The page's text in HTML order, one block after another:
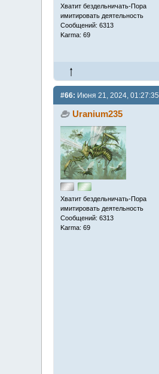
Хватит бездельничать-Пора
имитировать деятельность
Сообщений: 6313
Karma: 69
#66: Июня 21, 2024, 01:27:35
Uranium235
Хватит бездельничать-Пора
имитировать деятельность
Сообщений: 6313
Karma: 69